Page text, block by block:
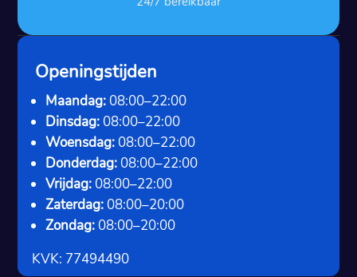
Openingstijden
Maandag: 08:00–22:00
Dinsdag: 08:00–22:00
Woensdag: 08:00–22:00
Donderdag: 08:00–22:00
Vrijdag: 08:00–22:00
Zaterdag: 08:00–20:00
Zondag: 08:00–20:00
KVK: 77494490